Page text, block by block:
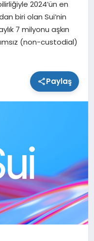
2024’ün en
biri olan Sui’nin
7 milyonu aşkın
(non-custodial)
Paylaş